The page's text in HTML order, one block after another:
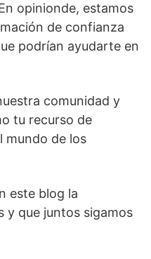
opinionde, estamos
de confianza
podrían ayudarte en
comunidad y
tu recurso de
mundo de los
este blog la
y que juntos sigamos